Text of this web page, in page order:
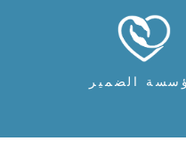
الضمير